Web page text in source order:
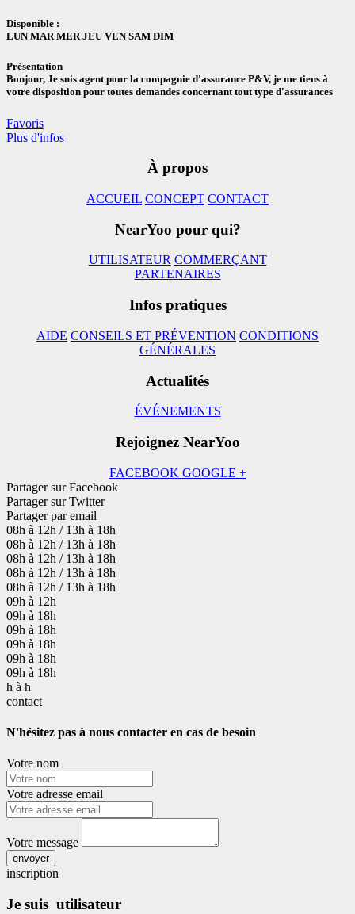
Disponible :
LUN MAR MER JEU VEN SAM DIM
Présentation
Bonjour, Je suis agent pour la compagnie d'assurance P&V, je me tiens à
votre disposition pour toutes demandes concernant tout type d'assurances
Favoris
Plus d'infos
À propos
ACCUEIL CONCEPT CONTACT
NearYoo pour qui?
UTILISATEUR COMMERÇANT
PARTENAIRES
Infos pratiques
AIDE CONSEILS ET PRÉVENTION CONDITIONS
GÉNÉRALES
Actualités
ÉVÉNEMENTS
Rejoignez NearYoo
FACEBOOK GOOGLE +
Partager sur Facebook
Partager sur Twitter
Partager par email
08h à 12h / 13h à 18h
08h à 12h / 13h à 18h
08h à 12h / 13h à 18h
08h à 12h / 13h à 18h
08h à 12h / 13h à 18h
09h à 12h
09h à 18h
09h à 18h
09h à 18h
09h à 18h
09h à 18h
h à h
contact
N'hésitez pas à nous contacter en cas de besoin
Votre nom
Votre adresse email
Votre message
envoyer
inscription
Je suis utilisateur